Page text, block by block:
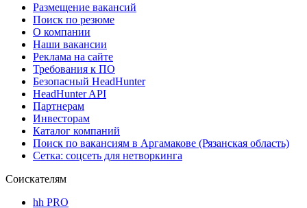
Размещение вакансий
Поиск по резюме
О компании
Наши вакансии
Реклама на сайте
Требования к ПО
Безопасный HeadHunter
HeadHunter API
Партнерам
Инвесторам
Каталог компаний
Поиск по вакансиям в Аргамакове (Рязанская область)
Сетка: соцсеть для нетворкинга
Соискателям
hh PRO